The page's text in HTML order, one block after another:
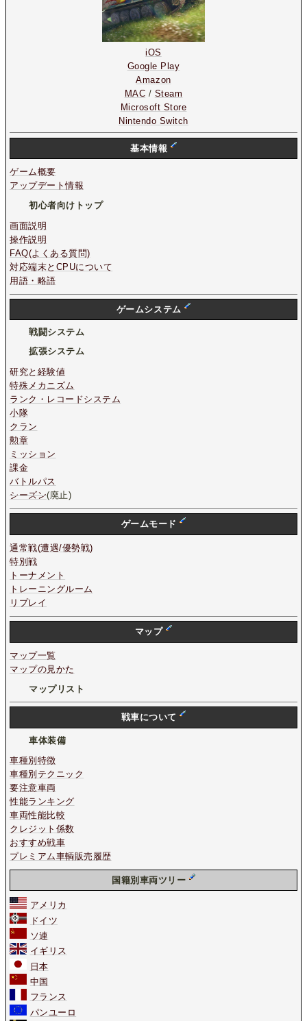
iOS
Google Play
Amazon
MAC / Steam
Microsoft Store
Nintendo Switch
基本情報
ゲーム概要
アップデート情報
初心者向けトップ
画面説明
操作説明
FAQ(よくある質問)
対応端末とCPUについて
用語・略語
ゲームシステム
戦闘システム
拡張システム
研究と経験値
特殊メカニズム
ランク・レコードシステム
小隊
クラン
勲章
ミッション
課金
バトルパス
シーズン(廃止)
ゲームモード
通常戦(遭遇/優勢戦)
特別戦
トーナメント
トレーニングルーム
リプレイ
マップ
マップ一覧
マップの見かた
マップリスト
戦車について
車体装備
車種別特徴
車種別テクニック
要注意車両
性能ランキング
車両性能比較
クレジット係数
おすすめ戦車
プレミアム車輌販売履歴
国籍別車両ツリー
アメリカ
ドイツ
ソ連
イギリス
日本
中国
フランス
パンユーロ